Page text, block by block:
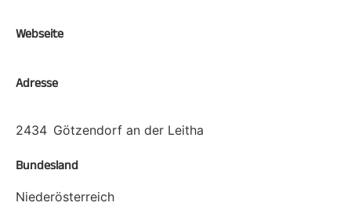
Webseite
Adresse
2434 Götzendorf an der Leitha
Bundesland
Niederösterreich